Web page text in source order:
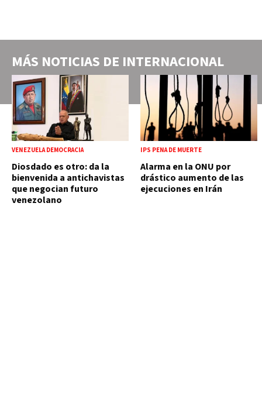
MÁS NOTICIAS DE INTERNACIONAL
VENEZUELA DEMOCRACIA
Diosdado es otro: da la
bienvenida a antichavistas
que negocian futuro
venezolano
IPS PENA DE MUERTE
Alarma en la ONU por
drástico aumento de las
ejecuciones en Irán